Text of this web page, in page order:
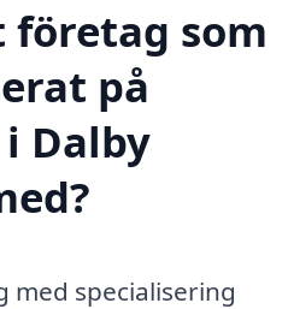
företag som
på
Dalby
specialisering